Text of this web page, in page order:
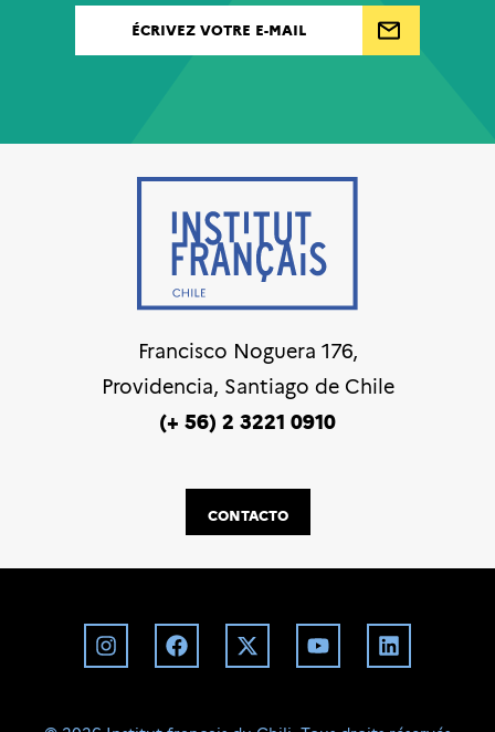
Francisco Noguera 176,
Providencia, Santiago de Chile
(+ 56) 2 3221 0910
CONTACTO